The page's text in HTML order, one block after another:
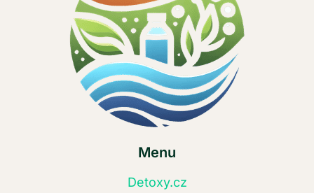
Menu
Detoxy.cz